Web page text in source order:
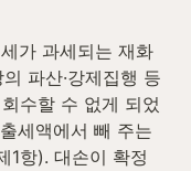
가 과세되는 재화
파산·강제집행 등
수할 수 없게 되었
세액에서 빼 주는
1항). 대손이 확정